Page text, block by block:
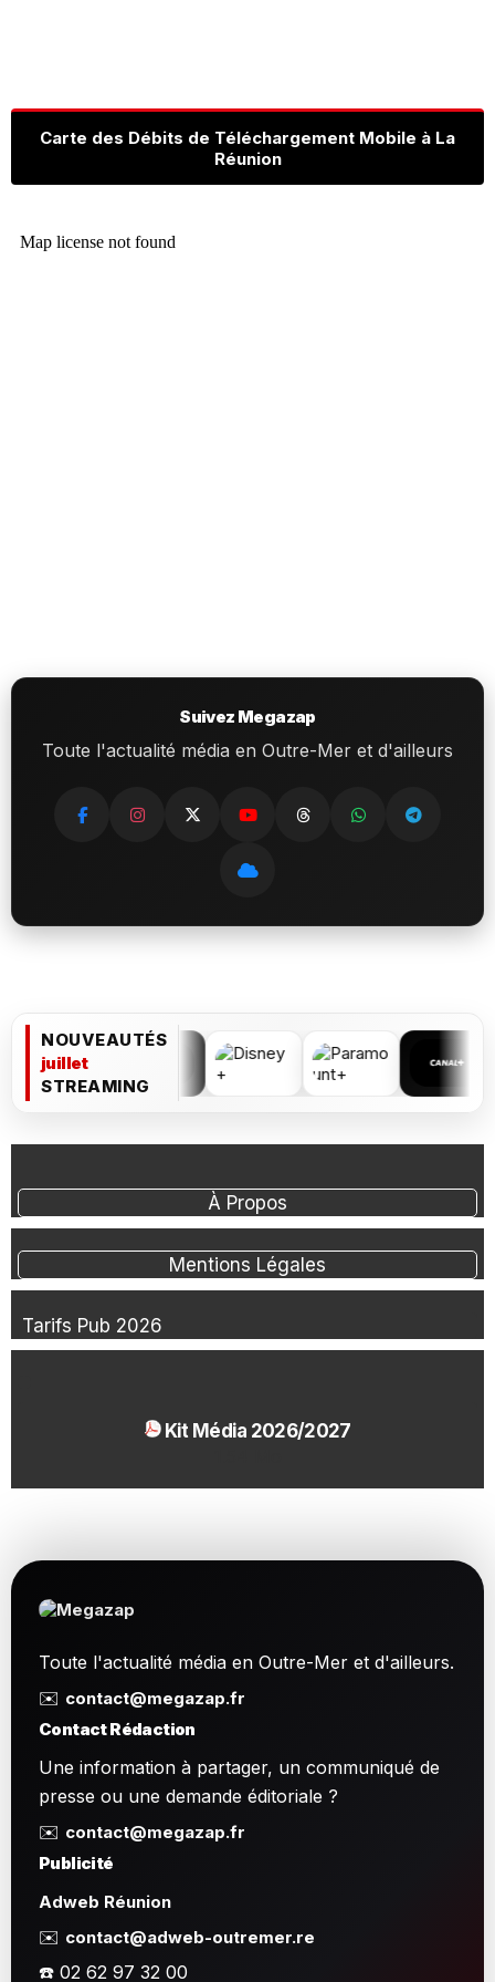
Carte des Débits de Téléchargement Mobile à La
Réunion
Suivez Megazap
Toute l'actualité média en Outre-Mer et d'ailleurs
NOUVEAUTÉS
juillet
STREAMING
À Propos
Mentions Légales
Tarifs Pub 2026
Kit Média 2026/2027
Toute l'actualité média en Outre-Mer et d'ailleurs.
✉️ contact@megazap.fr
Contact Rédaction
Une information à partager, un communiqué de
presse ou une demande éditoriale ?
✉️ contact@megazap.fr
Publicité
Adweb Réunion
✉️ contact@adweb-outremer.re
☎️ 02 62 97 32 00